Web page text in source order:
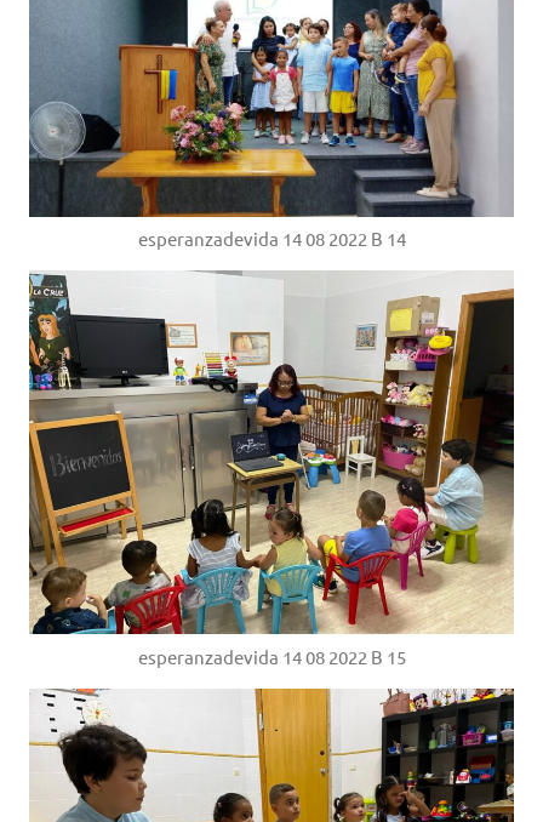
esperanzadevida 14 08 2022 B 14
esperanzadevida 14 08 2022 B 15